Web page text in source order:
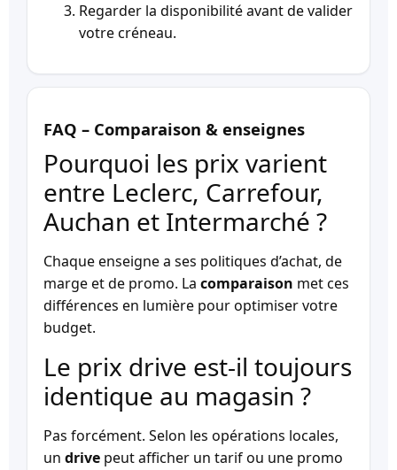
Regarder la disponibilité avant de valider
votre créneau.
FAQ – Comparaison & enseignes
Pourquoi les prix varient
entre Leclerc, Carrefour,
Auchan et Intermarché ?
Chaque enseigne a ses politiques d’achat, de
marge et de promo. La comparaison met ces
différences en lumière pour optimiser votre
budget.
Le prix drive est-il toujours
identique au magasin ?
Pas forcément. Selon les opérations locales,
un drive peut afficher un tarif ou une promo